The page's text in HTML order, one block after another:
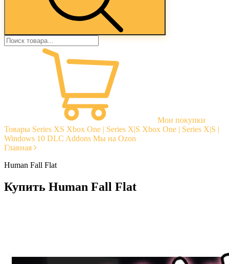
Мои покупки
Товары Series XS Xbox One | Series X|S Xbox One | Series X|S |
Windows 10 DLC Addons Мы на Ozon
Главная
Human Fall Flat
Купить Human Fall Flat